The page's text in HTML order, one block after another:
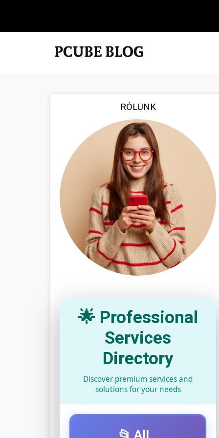
RÓLUNK
🌟 Professional
Services
Directory
Discover premium services and
solutions for your needs
📂 All